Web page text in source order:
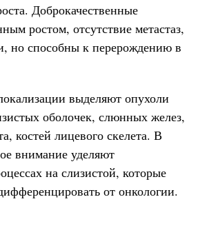
Доброкачественные
ростом, отсутствие метастаз,
но способны к перерождению в
выделяют опухоли
оболочек, слюнных желез,
костей лицевого скелета. В
внимание уделяют
на слизистой, которые
от онкологии.